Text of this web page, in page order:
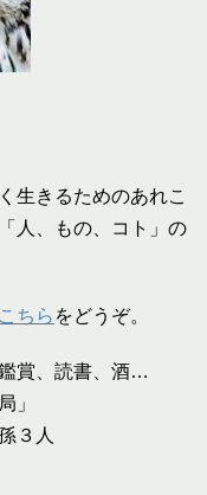
生きるためのあれこ
人、もの、コト」の
こちら をどうぞ。
賞、読書、酒…
」
３人